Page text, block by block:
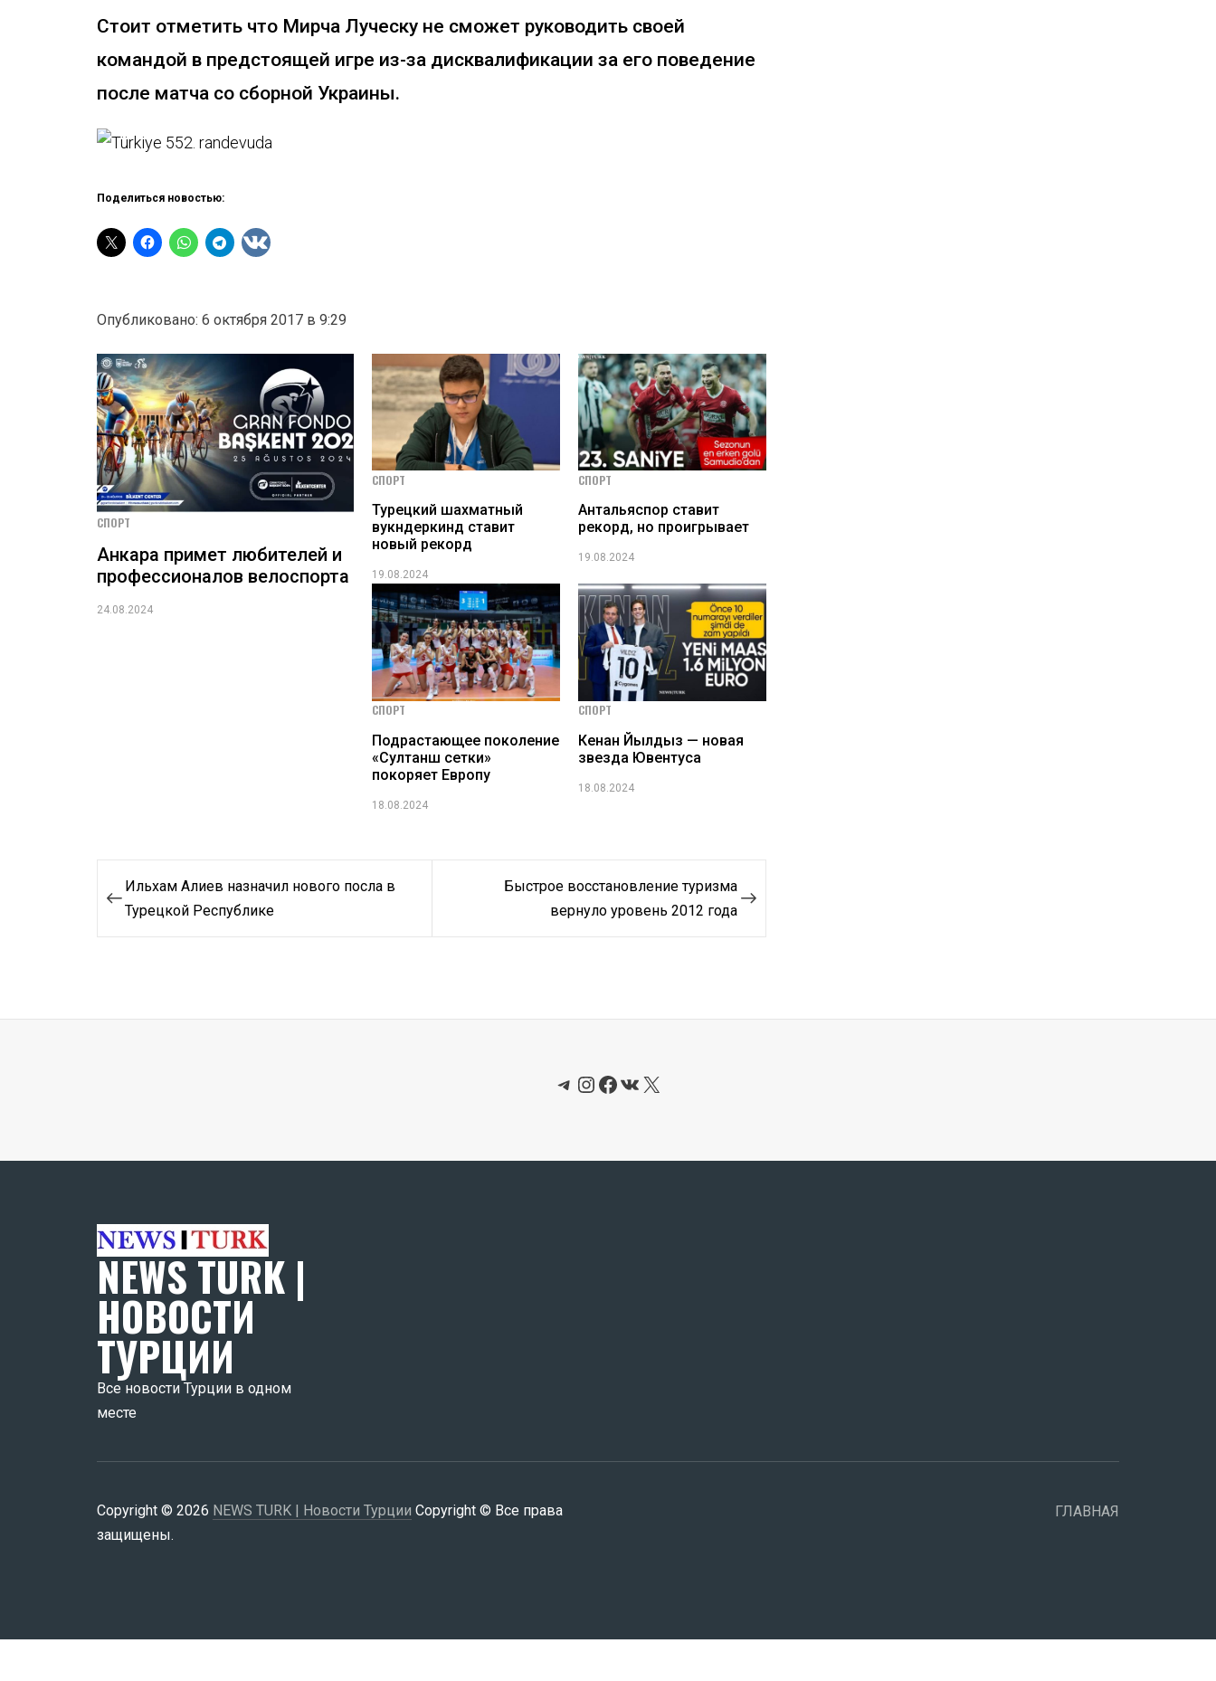
Стоит отметить что Мирча Луческу не сможет руководить своей
командой в предстоящей игре из-за дисквалификации за его поведение
после матча со сборной Украины.
Поделиться новостью:
Опубликовано: 6 октября 2017 в 9:29
СПОРТ
Анкара примет любителей и
профессионалов велоспорта
24.08.2024
СПОРТ
Турецкий шахматный
вукндеркинд ставит
новый рекорд
19.08.2024
СПОРТ
Антальяспор ставит
рекорд, но проигрывает
19.08.2024
СПОРТ
Подрастающее поколение
«Султанш сетки»
покоряет Европу
18.08.2024
СПОРТ
Кенан Йылдыз — новая
звезда Ювентуса
18.08.2024
Навигация
Ильхам Алиев назначил нового посла в
Турецкой Республике
Быстрое восстановление туризма
вернуло уровень 2012 года
Telegram
Instagram
Facebook
ВКонтакте
X
NEWS TURK |
НОВОСТИ
ТУРЦИИ
Все новости Турции в одном
месте
Copyright © 2026 NEWS TURK | Новости Турции Copyright © Все права
защищены.
ГЛАВНАЯ